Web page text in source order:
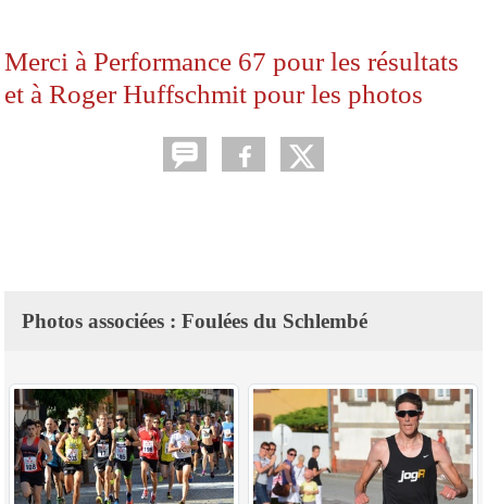
Merci à Performance 67 pour les résultats
et à Roger Huffschmit pour les photos
Photos associées : Foulées du Schlembé